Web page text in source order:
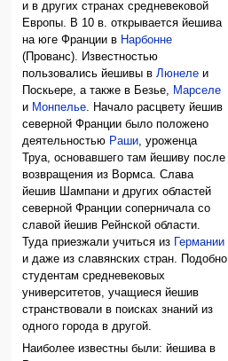
и в других странах средневековой
Европы. В 10 в. открывается йешива
на юге Франции в Нарбонне
(Прованс). Известностью
пользовались йешивы вЛюнеле и
Поскьере, а также в Безье, Марселе
и Монпелье. Начало расцвету йешив
северной Франции было положено
деятельностью Раши, уроженца
Труа, основавшего там йешиву после
возвращения из Вормса. Слава
йешив Шампани и других областей
северной Франции соперничала со
славой йешив Рейнской области.
Туда приезжали учиться из
Германии
и даже из славянских стран. Подобно
студентам средневековых
университетов, учащиеся йешив
странствовали в поисках знаний из
одного города в другой.
Наиболее известны были: йешива в